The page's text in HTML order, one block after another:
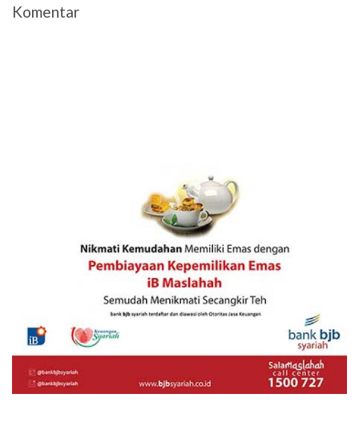
Komentar